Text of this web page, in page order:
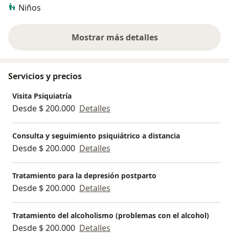
Niños
Mostrar más detalles
sobre la experiencia
Servicios y precios
Visita Psiquiatría
Desde $ 200.000 Detalles
Consulta y seguimiento psiquiátrico a distancia
Desde $ 200.000 Detalles
Tratamiento para la depresión postparto
Desde $ 200.000 Detalles
Tratamiento del alcoholismo (problemas con el alcohol)
Desde $ 200.000 Detalles